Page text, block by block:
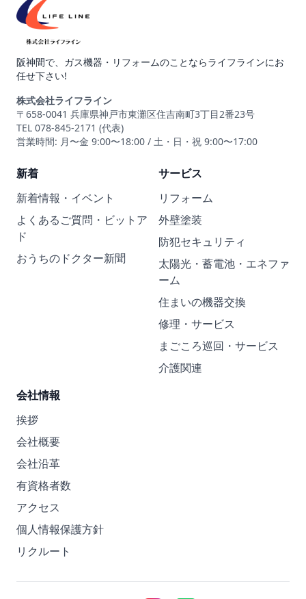
阪神間で、ガス機器・リフォームのことならライフラインにお
任せ下さい!
株式会社ライフライン
〒658-0041 兵庫県神戸市東灘区住吉南町3丁目2番23号
TEL 078-845-2171 (代表)
営業時間: 月〜金 9:00〜18:00 / 土・日・祝 9:00〜17:00
新着
新着情報・イベント
よくあるご質問・ビットア
ド
おうちのドクター新聞
サービス
リフォーム
外壁塗装
防犯セキュリティ
太陽光・蓄電池・エネファ
ーム
住まいの機器交換
修理・サービス
まごころ巡回・サービス
介護関連
会社情報
挨拶
会社概要
会社沿革
有資格者数
アクセス
個人情報保護方針
リクルート